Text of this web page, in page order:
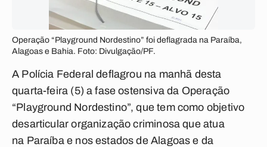
Operação “Playground Nordestino” foi deflagrada na Paraíba,
Alagoas e Bahia. Foto: Divulgação/PF.
A Polícia Federal deflagrou na manhã desta
quarta-feira (5) a fase ostensiva da Operação
“Playground Nordestino”, que tem como objetivo
desarticular organização criminosa que atua
na Paraíba e nos estados de Alagoas e da